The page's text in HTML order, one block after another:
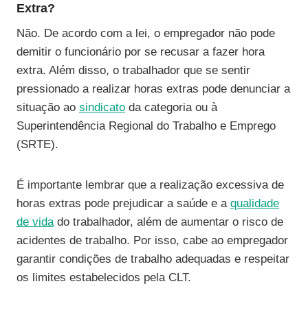
Extra?
Não. De acordo com a lei, o empregador não pode
demitir o funcionário por se recusar a fazer hora
extra. Além disso, o trabalhador que se sentir
pressionado a realizar horas extras pode denunciar a
situação ao sindicato da categoria ou à
Superintendência Regional do Trabalho e Emprego
(SRTE).
É importante lembrar que a realização excessiva de
horas extras pode prejudicar a saúde e a qualidade
de vida do trabalhador, além de aumentar o risco de
acidentes de trabalho. Por isso, cabe ao empregador
garantir condições de trabalho adequadas e respeitar
os limites estabelecidos pela CLT.